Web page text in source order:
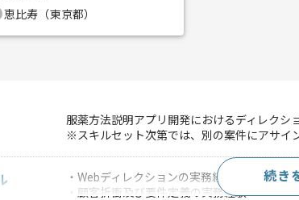
恵比寿（東京都）
服薬方法説明アプリ開発におけるディレクシ
※スキルセット次第では、別の案件にアサイ
・Webディレクションの実務経験2年以上
・顧客折衝及び要件定義の実務経験
続き